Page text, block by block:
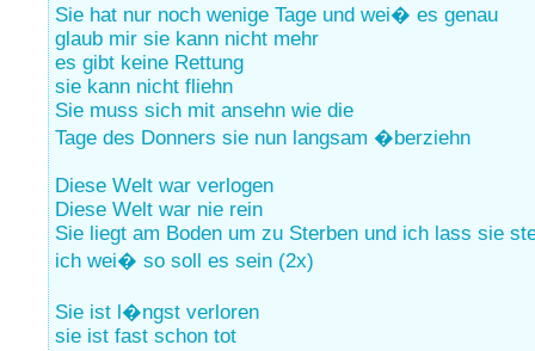
Sie hat nur noch wenige Tage und wei� es genau
glaub mir sie kann nicht mehr
es gibt keine Rettung
sie kann nicht fliehn
Sie muss sich mit ansehn wie die
Tage des Donners sie nun langsam �berziehn
Diese Welt war verlogen
Diese Welt war nie rein
Sie liegt am Boden um zu Sterben und ich lass sie
ich wei� so soll es sein (2x)
Sie ist l�ngst verloren
sie ist fast schon tot